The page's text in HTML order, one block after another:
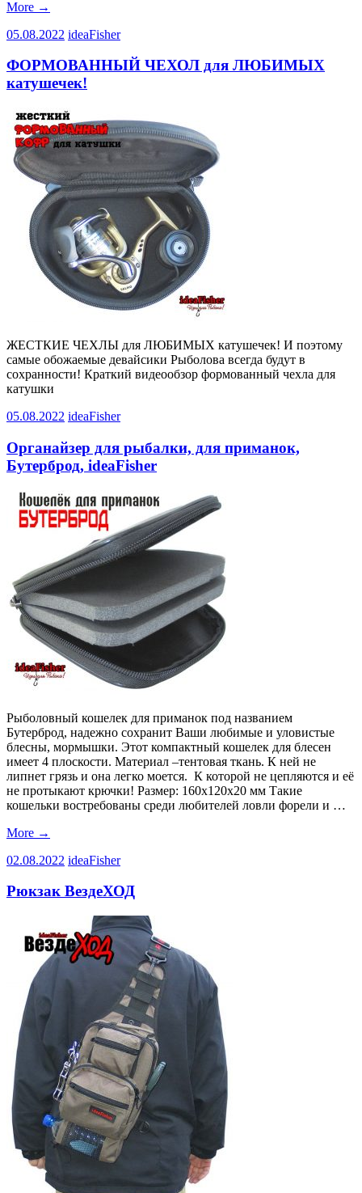
More →
05.08.2022 ideaFisher
ФОРМОВАННЫЙ ЧЕХОЛ для ЛЮБИМЫХ
катушечек!
ЖЕСТКИЕ ЧЕХЛЫ для ЛЮБИМЫХ катушечек! И поэтому
самые обожаемые девайсики Рыболова всегда будут в
сохранности! Краткий видеообзор формованный чехла для
катушки
05.08.2022 ideaFisher
Органайзер для рыбалки, для приманок,
Бутерброд, ideaFisher
Рыболовный кошелек для приманок под названием
Бутерброд, надежно сохранит Ваши любимые и уловистые
блесны, мормышки. Этот компактный кошелек для блесен
имеет 4 плоскости. Материал –тентовая ткань. К ней не
липнет грязь и она легко моется. К которой не цепляются и её
не протыкают крючки! Размер: 160х120х20 мм Такие
кошельки востребованы среди любителей ловли форели и …
More →
02.08.2022 ideaFisher
Рюкзак ВездеХОД